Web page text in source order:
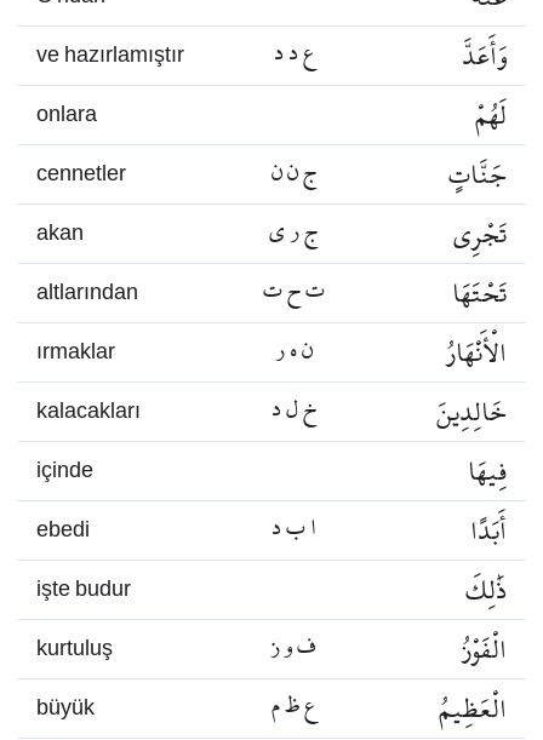
ve hazırlamıştır ع د د وَأَعَدَّ
onlara لَهُمْ
cennetler ج ن ن جَنَّاتٍ
akan ج ر ي تَجْرِي
altlarından ت ح ت تَحْتَهَا
ırmaklar ن ه ر الْأَنْهَارُ
kalacakları خ ل د خَالِدِينَ
içinde فِيهَا
ebedi ا ب د أَبَدًا
işte budur ذَٰلِكَ
kurtuluş ف و ز الْفَوْزُ
büyük ع ظ م الْعَظِيمُ